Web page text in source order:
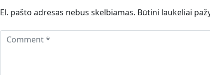
El. pašto adresas nebus skelbiamas. Būtini laukeliai